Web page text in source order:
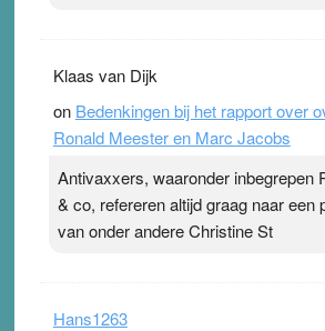
Klaas van Dijk
on Bedenkingen bij het rapport over
Ronald Meester en Marc Jacobs
Antivaxxers, waaronder inbegrepen
& co, refereren altijd graag naar een
van onder andere Christine St
Hans1263